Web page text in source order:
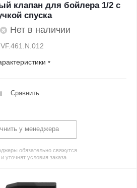
для бойлера 1/2 с
спуска
Нет в наличии
VF.461.N.012
Сравнить
у менеджера
обязательно свяжутся
уточнят условия заказа